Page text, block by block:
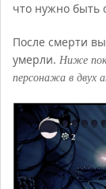
что нужно быть
После смерти
умерли.Ниже
персонажа в двух